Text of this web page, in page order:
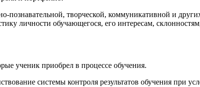
творческой, коммуникативной и
личности обучающегося, его интересам,
ученик приобрел в процессе обучения.
системы контроля результатов обучения при